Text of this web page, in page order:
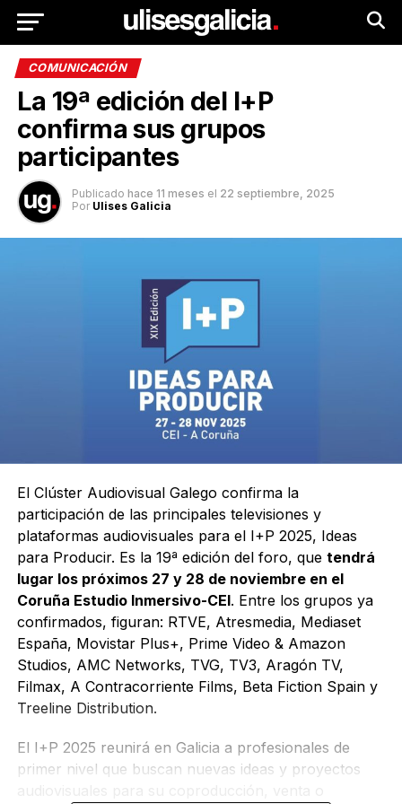
COMUNICACIÓN
La 19ª edición del I+P
confirma sus grupos
participantes
Publicado hace 11 meses el 22 septiembre, 2025
Por Ulises Galicia
El Clúster Audiovisual Galego confirma la
participación de las principales televisiones y
plataformas audiovisuales para el I+P 2025, Ideas
para Producir. Es la 19ª edición del foro, que tendrá
lugar los próximos 27 y 28 de noviembre en el
Coruña Estudio Inmersivo-CEI. Entre los grupos ya
confirmados, figuran: RTVE, Atresmedia, Mediaset
España, Movistar Plus+, Prime Video & Amazon
Studios, AMC Networks, TVG, TV3, Aragón TV,
Filmax, A Contracorriente Films, Beta Fiction Spain y
Treeline Distribution.
El I+P 2025 reunirá en Galicia a profesionales de
primer nivel que buscan nuevas ideas y proyectos